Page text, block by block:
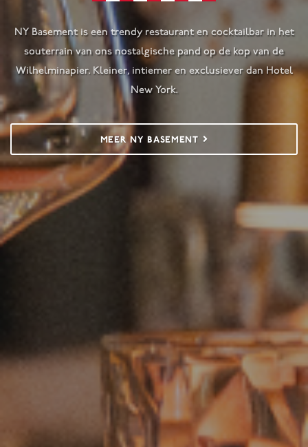
NY Basement is een trendy restaurant en cocktailbar in het
souterrain van ons nostalgische pand op de kop van de
Wilhelminapier. Kleiner, intiemer en exclusiever dan Hotel
New York.
MEER NY BASEMENT